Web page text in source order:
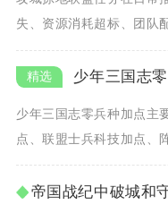
失、资源消耗超标、团队
少年三国志
少年三国志零兵种加点主
点、联盟士兵科技加点、
帝国战纪中破城和